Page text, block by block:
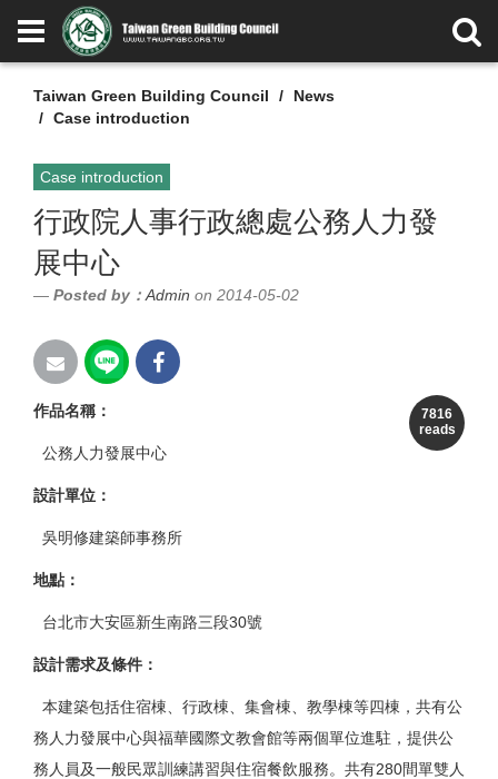
Taiwan Green Building Council
News
Case introduction
Case introduction
行政院人事行政總處公務人力發
展中心
Posted by： Admin on 2014-05-02
7816
reads
作品名稱 ：
公務人力發展中心
設計單位 ：
吳明修建築師事務所
地點 ：
台北市大安區新生南路三段30號
設計需求及條件 ：
本建築包括住宿棟、行政棟、集會棟、教學棟等四棟，共有公
務人力發展中心與福華國際文教會館等兩個單位進駐，提供公
務人員及一般民眾訓練講習與住宿餐飲服務。共有280間單雙人